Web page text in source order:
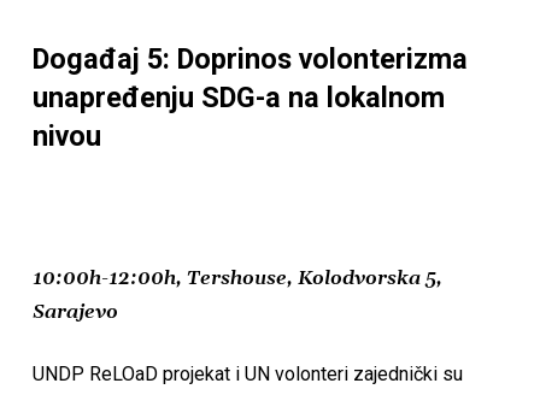
Događaj 5: Doprinos volonterizma
unapređenju SDG-a na lokalnom
nivou
10:00h-12:00h, Tershouse, Kolodvorska 5,
Sarajevo
UNDP ReLOaD projekat i UN volonteri zajednički su